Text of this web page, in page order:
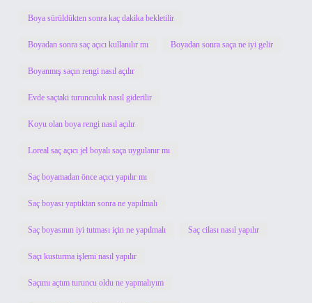
Boya sürüldükten sonra kaç dakika bekletilir
Boyadan sonra saç açıcı kullanılır mı Boyadan sonra saça ne iyi gelir
Boyanmış saçın rengi nasıl açılır
Evde saçtaki turunculuk nasıl giderilir
Koyu olan boya rengi nasıl açılır
Loreal saç açıcı jel boyalı saça uygulanır mı
Saç boyamadan önce açıcı yapılır mı
Saç boyası yaptıktan sonra ne yapılmalı
Saç boyasının iyi tutması için ne yapılmalı Saç cilası nasıl yapılır
Saçı kusturma işlemi nasıl yapılır
Saçımı açtım turuncu oldu ne yapmalıyım